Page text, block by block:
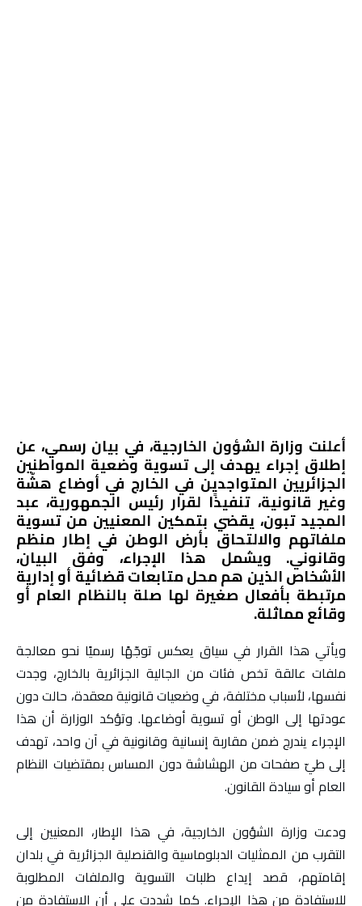
أعلنت وزارة الشؤون الخارجية، في بيان رسمي، عن
إطلاق إجراء يهدف إلى تسوية وضعية المواطنين
الجزائريين المتواجدين في الخارج في أوضاع هشّة
وغير قانونية، تنفيذًا لقرار رئيس الجمهورية، عبد
المجيد تبون، يقضي بتمكين المعنيين من تسوية
ملفاتهم والالتحاق بأرض الوطن في إطار منظم
وقانوني. ويشمل هذا الإجراء، وفق البيان،
الأشخاص الذين هم محل متابعات قضائية أو إدارية
مرتبطة بأفعال صغيرة لها صلة بالنظام العام أو
وقائع مماثلة.
ويأتي هذا القرار في سياق يعكس توجّهًا رسميًا نحو معالجة
ملفات عالقة تخص فئات من الجالية الجزائرية بالخارج، وجدت
نفسها، لأسباب مختلفة، في وضعيات قانونية معقدة، حالت دون
عودتها إلى الوطن أو تسوية أوضاعها. وتؤكد الوزارة أن هذا
الإجراء يندرج ضمن مقاربة إنسانية وقانونية في آن واحد، تهدف
إلى طيّ صفحات من الهشاشة دون المساس بمقتضيات النظام
العام أو سيادة القانون.
ودعت وزارة الشؤون الخارجية، في هذا الإطار، المعنيين إلى
التقرب من الممثليات الدبلوماسية والقنصلية الجزائرية في بلدان
إقامتهم، قصد إيداع طلبات التسوية والملفات المطلوبة
للاستفادة من هذا الإجراء. كما شددت على أن الاستفادة من